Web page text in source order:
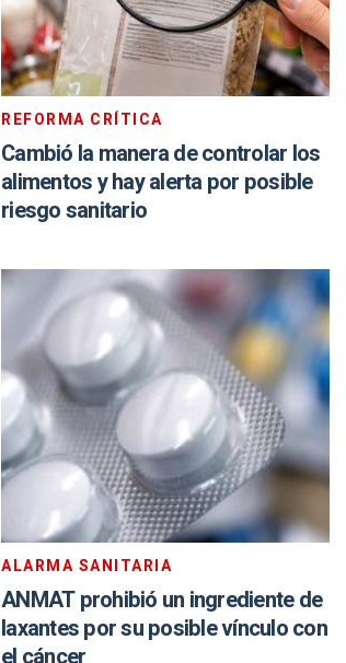
REFORMA CRÍTICA
Cambió la manera de controlar los
alimentos y hay alerta por posible
riesgo sanitario
ALARMA SANITARIA
ANMAT prohibió un ingrediente de
laxantes por su posible vínculo con